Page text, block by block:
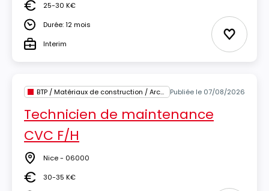
Salaire25-30 K€
DuréeDurée: 12 mois
TypeInterim Ajouter
BTP / Matériaux de construction / Architecture Publiée le 07/08/2026
Technicien de maintenance
CVC F/H
Lieu Nice - 06000
Salaire30-35 K€